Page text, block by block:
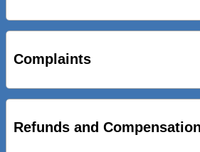
CICLOPEDONALE FAL CONSEGNA
OPERE DEL PROGETTO
AL VIA SERVIZIO DI BIKE SHARING A
VAIMOO PER UTENTI FAL SCONTI
Complaints
Refunds and Compensation